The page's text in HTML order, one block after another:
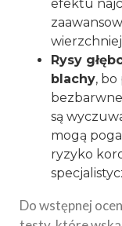
efektu
Rysy
blachy,
są
mogą
ryzyko
Do wstępnej